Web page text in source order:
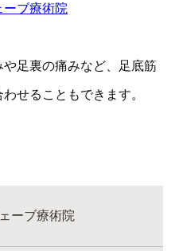
ーブ療術院
足裏の痛みなど、足底筋
せることもできます。
ーブ療術院